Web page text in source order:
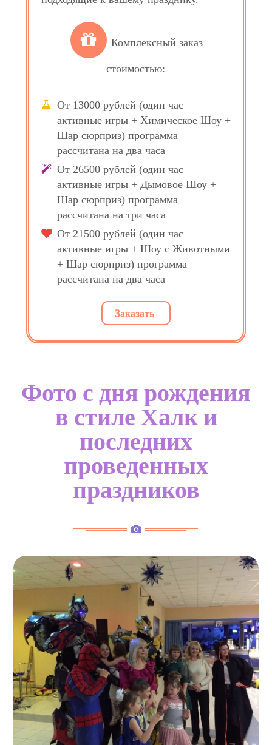
Комплексный заказ
стоимостью:
От 13000 рублей (один час
активные игры + Химическое Шоу +
Шар сюрприз) программа
рассчитана на два часа
От 26500 рублей (один час
активные игры + Дымовое Шоу +
Шар сюрприз) программа
рассчитана на три часа
От 21500 рублей (один час
активные игры + Шоу с Животными
+ Шар сюрприз) программа
рассчитана на два часа
Заказать
Фото с дня рождения
в стиле Халк и
последних
проведенных
праздников